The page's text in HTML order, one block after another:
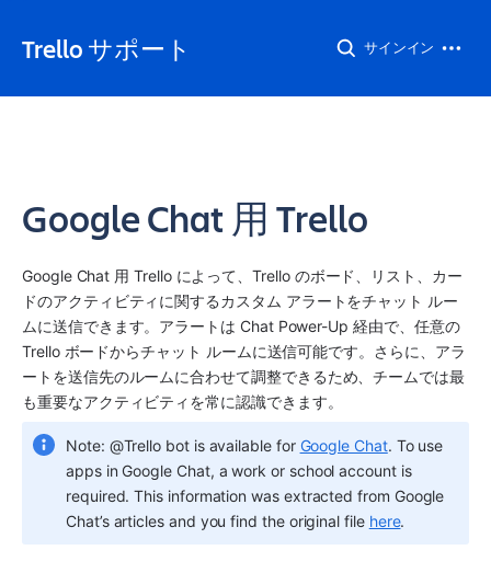
Trello サポート サインイン
Google Chat 用 Trello
Google Chat 用 Trello によって、Trello のボード、リスト、カー
ドのアクティビティに関するカスタム アラートをチャット ルー
ムに送信できます。アラートは Chat Power-Up 経由で、任意の
Trello ボードからチャット ルームに送信可能です。さらに、アラ
ートを送信先のルームに合わせて調整できるため、チームでは最
も重要なアクティビティを常に認識できます。
Note: @Trello bot is available for Google Chat. To use
apps in Google Chat, a work or school account is
required. This information was extracted from Google
Chat’s articles and you find the original file here.